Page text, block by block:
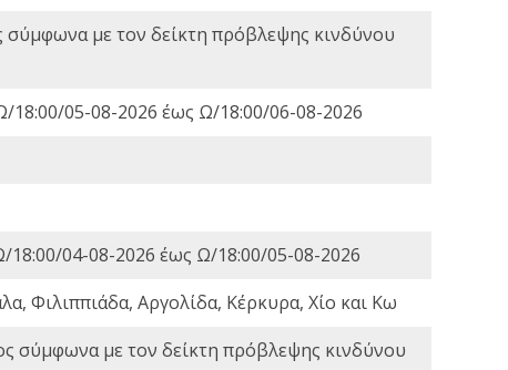
σύμφωνα με τον δείκτη πρόβλεψης κινδύνου
18:00/05-08-2026 έως Ω/18:00/06-08-2026
18:00/04-08-2026 έως Ω/18:00/05-08-2026
Φιλιππιάδα, Αργολίδα, Κέρκυρα, Χίο και Κω
σύμφωνα με τον δείκτη πρόβλεψης κινδύνου